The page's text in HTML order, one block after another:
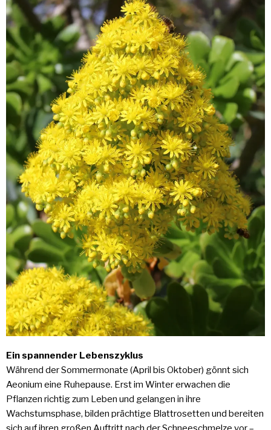
Ein spannender Lebenszyklus
Während der Sommermonate (April bis Oktober) gönnt sich
Aeonium eine Ruhepause. Erst im Winter erwachen die
Pflanzen richtig zum Leben und gelangen in ihre
Wachstumsphase, bilden prächtige Blattrosetten und bereiten